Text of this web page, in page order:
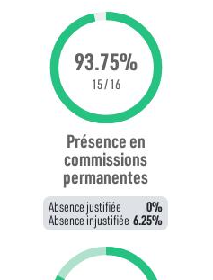
93.75%
15 / 16
Présence en
commissions
permanentes
Absence justifiée 0%
Absence injustifiée 6.25%